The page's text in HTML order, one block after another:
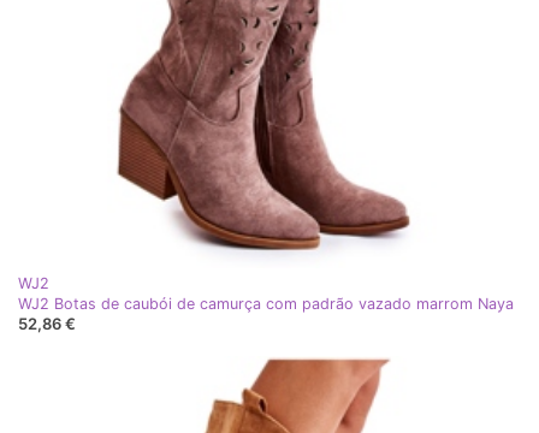
WJ2
WJ2 Botas de caubói de camurça com padrão vazado marrom Naya
52,86 €